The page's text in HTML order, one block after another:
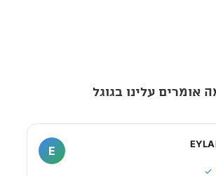
אומרים עלינו בגוגל
E
✓